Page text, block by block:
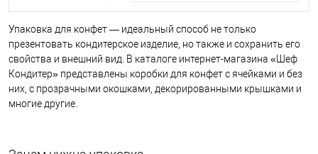
Упаковка для конфет — идеальный способ не только
презентовать кондитерское изделие, но также и сохранить его
свойства и внешний вид. В каталоге интернет-магазина «Шеф
Кондитер» представлены коробки для конфет с ячейками и без
них, с прозрачными окошками, декорированными крышками и
многие другие.